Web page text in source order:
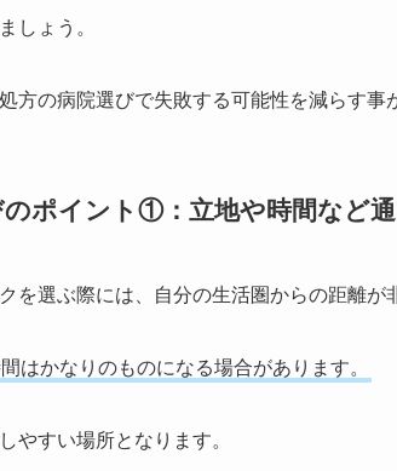
しょう。
の病院選びで失敗する可能性を減らす事
ポイント①：立地や時間など
を選ぶ際には、自分の生活圏からの距離が
はかなりのものになる場合があります。
やすい場所となります。